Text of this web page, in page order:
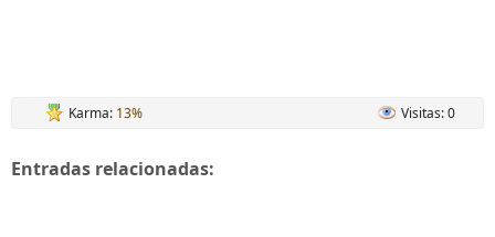
Karma: 13% Visitas: 0
Entradas relacionadas: